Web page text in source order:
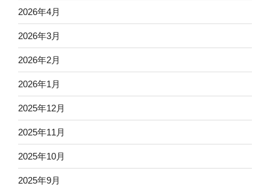
2026年4月
2026年3月
2026年2月
2026年1月
2025年12月
2025年11月
2025年10月
2025年9月